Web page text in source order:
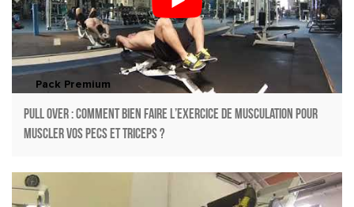
Pack Premium
Pull over : Comment bien faire l’exercice de musculation pour
muscler vos pecs et triceps ?